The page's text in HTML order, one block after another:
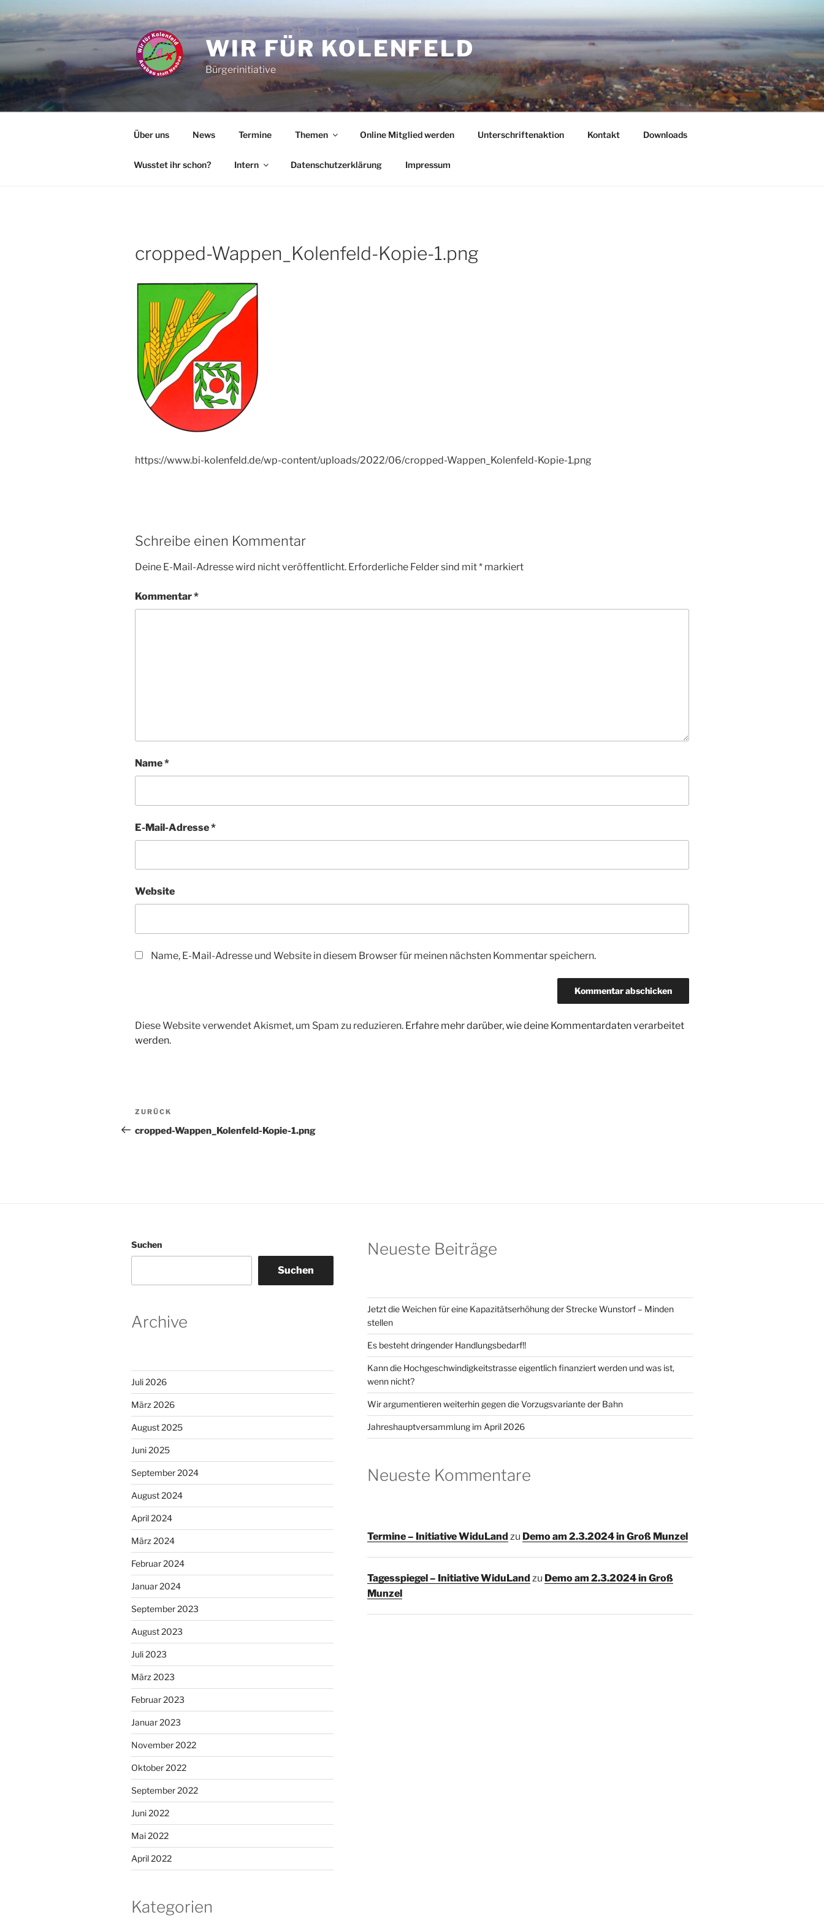
Inhalt
springen
WIR FÜR KOLENFELD
Bürgerinitiative
Über uns News Termine Themen Online Mitglied werden Unterschriftenaktion Kontakt Downloads
Wusstet ihr schon? Intern Datenschutzerklärung Impressum
cropped-Wappen_Kolenfeld-Kopie-1.png
https://www.bi-kolenfeld.de/wp-content/uploads/2022/06/cropped-Wappen_Kolenfeld-Kopie-1.png
Schreibe einen Kommentar
Deine E-Mail-Adresse wird nicht veröffentlicht. Erforderliche Felder sind mit* markiert
Kommentar*
Name*
E-Mail-Adresse*
Website
Name, E-Mail-Adresse und Website in diesem Browser für meinen nächsten Kommentar speichern.
Diese Website verwendet Akismet, um Spam zu reduzieren. Erfahre mehr darüber, wie deine Kommentardaten verarbeitet
werden.
Beitragsnavigation
Vorheriger
Beitrag
ZURÜCK
cropped-Wappen_Kolenfeld-Kopie-1.png
Suchen
Suchen
Archive
Juli 2026
März 2026
August 2025
Juni 2025
September 2024
August 2024
April 2024
März 2024
Februar 2024
Januar 2024
September 2023
August 2023
Juli 2023
März 2023
Februar 2023
Januar 2023
November 2022
Oktober 2022
September 2022
Juni 2022
Mai 2022
April 2022
Kategorien
Neueste Beiträge
Jetzt die Weichen für eine Kapazitätserhöhung der Strecke Wunstorf – Minden
stellen
Es besteht dringender Handlungsbedarf!!
Kann die Hochgeschwindigkeitstrasse eigentlich finanziert werden und was ist,
wenn nicht?
Wir argumentieren weiterhin gegen die Vorzugsvariante der Bahn
Jahreshauptversammlung im April 2026
Neueste Kommentare
Termine – Initiative WiduLand zu Demo am 2.3.2024 in Groß Munzel
Tagesspiegel – Initiative WiduLand zu Demo am 2.3.2024 in Groß
Munzel